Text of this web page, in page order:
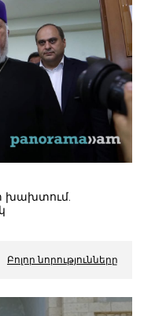
խախտում.
Բոլոր նորությունները